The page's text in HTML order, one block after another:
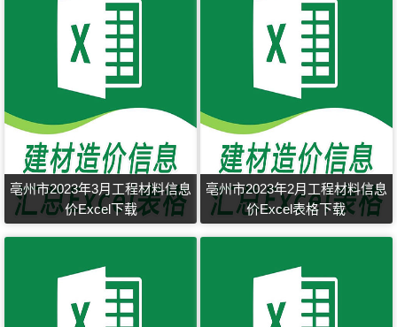
亳州市2023年3月工程材料信息
价Excel下载
亳州市2023年2月工程材料信息
价Excel表格下载